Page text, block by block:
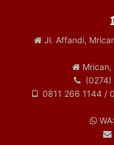
Jl. Affandi,
Mrican,
(0274)
0811 266 1144 /
WA: